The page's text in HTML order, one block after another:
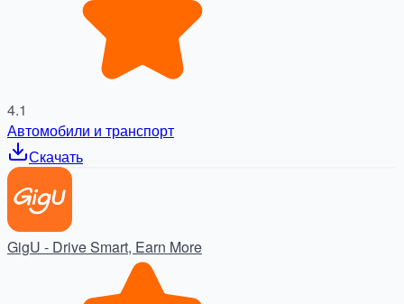
4.1
Автомобили и транспорт
Скачать
GigU - Drive Smart, Earn More